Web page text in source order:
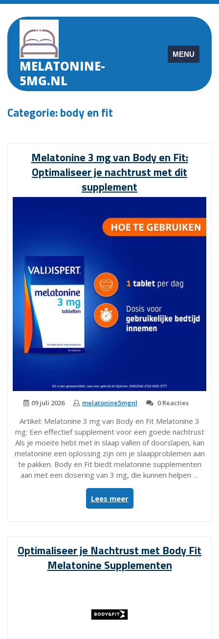
Skip
content
MELATONINE-
5MG.NL
MENU
Categorie:body en fit
Melatonine 3 mg van Body en Fit:
Optimaliseer je nachtrust met dit
supplement
09 juli 2026 melatonine5mgnl 0 Reacties
Artikel: Melatonine 3 mg van Body en Fit Melatonine 3
mg: Een effectief supplement voor een goede nachtrust
Als je moeite hebt met in slaap vallen of doorslapen, kan
melatonine een oplossing zijn om je slaapproblemen aan
te pakken. Body en Fit biedt melatonine supplementen
aan met een dosering van 3 mg, die kunnen helpen …
Lees meer“Melatonine
3
mg
en
Fit:
Optimaliseer
Optimaliseer je Nachtrust met Body Fit
Melatonine Supplementen